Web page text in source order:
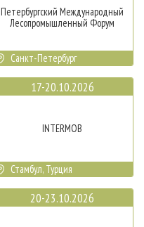
Петербургский Международный
Лесопромышленный Форум
Санкт-Петербург
17-20.10.2026
INTERMOB
Стамбул, Турция
20-23.10.2026